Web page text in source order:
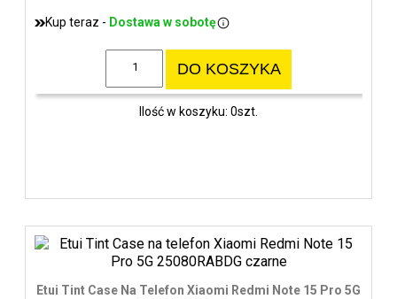
Kup teraz - Dostawa w sobotę
DO KOSZYKA
Ilość w koszyku: 0szt.
Etui Tint Case Na Telefon Xiaomi Redmi Note 15 Pro 5G